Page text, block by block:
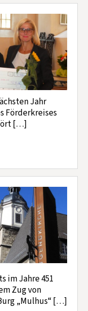
Jahr
Förderkreises
[…]
im Jahre 451
Zug von
„Mulhus“ […]